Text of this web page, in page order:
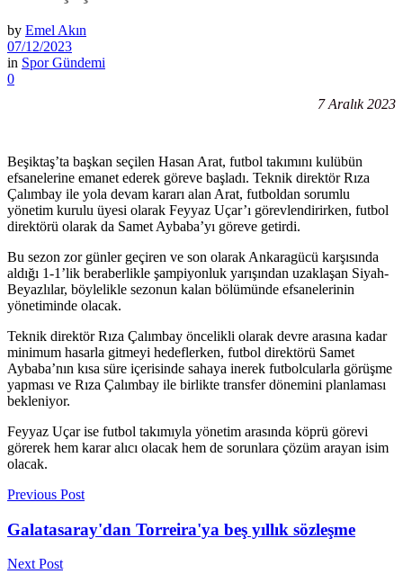
by Emel Akın
07/12/2023
in Spor Gündemi
0
7 Aralık 2023
Beşiktaş’ta başkan seçilen Hasan Arat, futbol takımını kulübün
efsanelerine emanet ederek göreve başladı. Teknik direktör Rıza
Çalımbay ile yola devam kararı alan Arat, futboldan sorumlu
yönetim kurulu üyesi olarak Feyyaz Uçar’ı görevlendirirken, futbol
direktörü olarak da Samet Aybaba’yı göreve getirdi.
Bu sezon zor günler geçiren ve son olarak Ankaragücü karşısında
aldığı 1-1’lik beraberlikle şampiyonluk yarışından uzaklaşan Siyah-
Beyazlılar, böylelikle sezonun kalan bölümünde efsanelerinin
yönetiminde olacak.
Teknik direktör Rıza Çalımbay öncelikli olarak devre arasına kadar
minimum hasarla gitmeyi hedeflerken, futbol direktörü Samet
Aybaba’nın kısa süre içerisinde sahaya inerek futbolcularla görüşme
yapması ve Rıza Çalımbay ile birlikte transfer dönemini planlaması
bekleniyor.
Feyyaz Uçar ise futbol takımıyla yönetim arasında köprü görevi
görerek hem karar alıcı olacak hem de sorunlara çözüm arayan isim
olacak.
Previous Post
Galatasaray'dan Torreira'ya beş yıllık sözleşme
Next Post